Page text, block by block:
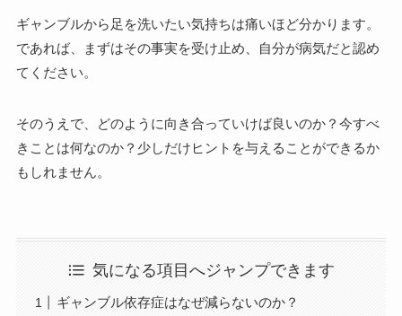
ギャンブルから足を洗いたい気持ちは痛いほど分かります。
であれば、まずはその事実を受け止め、自分が病気だと認め
てください。
そのうえで、どのように向き合っていけば良いのか？今すべ
きことは何なのか？少しだけヒントを与えることができるか
もしれません。
気になる項目へジャンプできます
ギャンブル依存症はなぜ減らないのか？